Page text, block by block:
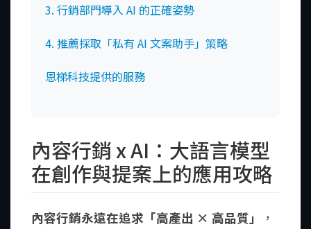
3. 行銷部門導入 AI 的正確姿勢
4. 推薦採取「私有 AI 文案助手」策略
恩梯科技提供的服務
內容行銷 x AI：大語言模型
在創作與提案上的應用攻略
內容行銷永遠在追求「高產出 × 高品質」
，